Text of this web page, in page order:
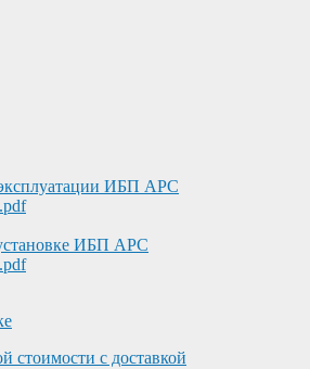
ИБП APC
ИБП APC
стоимости с доставкой